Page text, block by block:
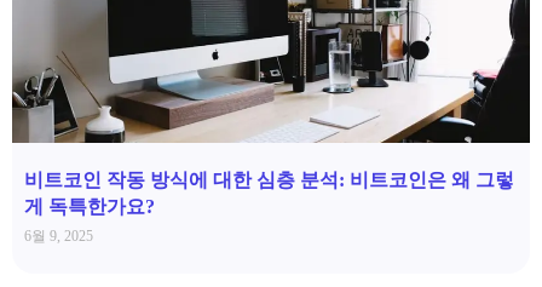
비트코인 작동 방식에 대한 심층 분석: 비트코인은 왜 그렇
게 독특한가요?
6월 9, 2025